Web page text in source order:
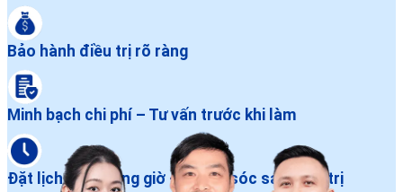
Bảo hành điều trị rõ ràng
Minh bạch chi phí – Tư vấn trước khi làm
Đặt lịch dễ – Đúng giờ – Chăm sóc sau điều trị